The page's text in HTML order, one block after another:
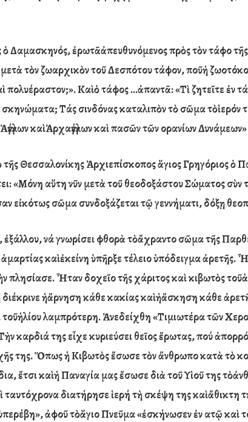
ὁΔαμασκηνός,ἐρωτᾶἀπευθυνόμενος πρὸς τὸν τάφο τῆς
ὰτὸν ζωαρχικὸν τοῦΔεσπότου τάφον, ποῦἡ
ὶπολυέραστον;». Καὶὁτάφος …ἀπαντᾶ: «Τὶζητεῖτεἐν
σκηνώματα; Τάς σινδόνας καταλιπὸν τὸσῶμα τὸἱερόν
Ἀγγέλων καὶἈρχαγγέλων καὶπασῶν τῶν ορανίων
τῆς ΘεσσαλονίκηςἈρχιεπίσκοπος ἅγιος Γρηγόριοςὁ
«Μόνη αὕτη νῦν μετὰτοῦθεοδοξάστου Σώματος σὺν τ
εἰκότως σῶμα συνδοξάζεται τῷγεννήματι, δόξῃ
ἐξάλλου,νά γνωρίσει φθορὰτὸἄχραντο σῶμα τῆς
ἁμαρτίας καὶἐκείνηὑπῆρξε τέλειοὑπόδειγμαἀρετῆς.Ἦ
ν πλησίασε.Ἦταν δοχεῖο τῆς χάριτος καὶκιβωτὸς τοῦἁ
διέκρινεἡἄρνηση κάθε κακίας καὶἡἄσκηση κάθεἀρετ
τοῦἡλίου λαμπρότερη.Ἀνεδείχθη «Τιμιωτέρα τῶν
ὴν καρδιά της εἶχε κυριεύσει θεῖοςἔρωτας, πούἀ
ῆς της.ὍπωςἡΚιβωτὸςἔσωσε τὸνἄνθρωπο κατὰτὸ
ἔτσι καὶἡΠαναγία μαςἔσωσε διὰτοῦΥἱοῦτης τὸἀ
ὶταυτόχρονα διατήρησεἱερή τὴσκέψη της καὶἄθικτη τ
περέβη»,ἀφοῦτὸἅγιο Πνεῦμα «ἐσκήνωσενἐν ατῷκαὶ